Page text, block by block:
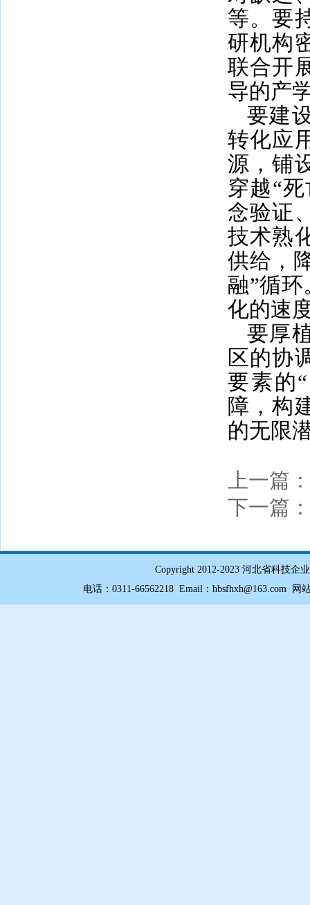
等。要
研机构
联合开
导的产
要建
转化应
源，铺
穿越“
念验证
技术熟
供给，
融”循
化的速
要厚
区的协
要素的
障，构
的无限
上一篇：
下一篇：
Copyright 2012-2023 河北省科技企
电话：0311-66562218 Email：hbsfhxh@163.com 网